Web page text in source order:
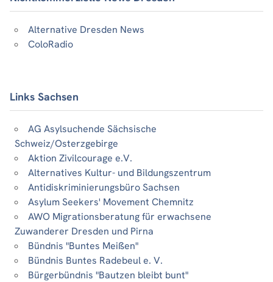
Alternative Dresden News
ColoRadio
Links Sachsen
AG Asylsuchende Sächsische
Schweiz/Osterzgebirge
Aktion Zivilcourage e.V.
Alternatives Kultur- und Bildungszentrum
Antidiskriminierungsbüro Sachsen
Asylum Seekers' Movement Chemnitz
AWO Migrationsberatung für erwachsene
Zuwanderer Dresden und Pirna
Bündnis "Buntes Meißen"
Bündnis Buntes Radebeul e. V.
Bürgerbündnis "Bautzen bleibt bunt"